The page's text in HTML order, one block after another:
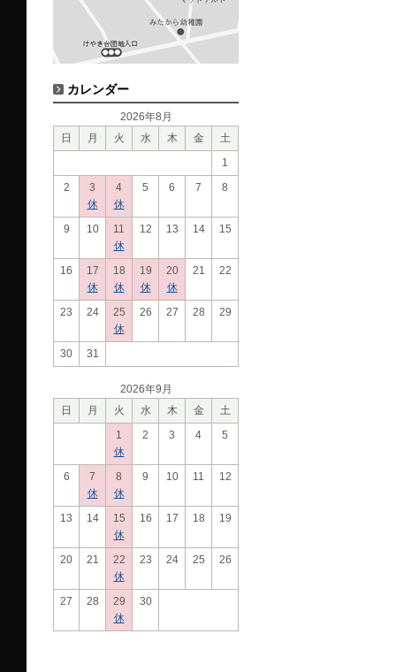
カレンダー
2026年8月
日
月 火 水 木 金
土
1
2
3
休
4
休
5 6 7 8
9 10
11
休
12 13 14 15
16
17
休
18
休
19
休
20
休
21 22
23 24
25
休
26 27 28 29
30 31
2026年9月
日
月 火 水 木 金
土
1
休
2 3 4 5
6
7
休
8
休
9 10 11 12
13 14
15
休
16 17 18 19
20 21
22
休
23 24 25 26
27 28
29
休
30